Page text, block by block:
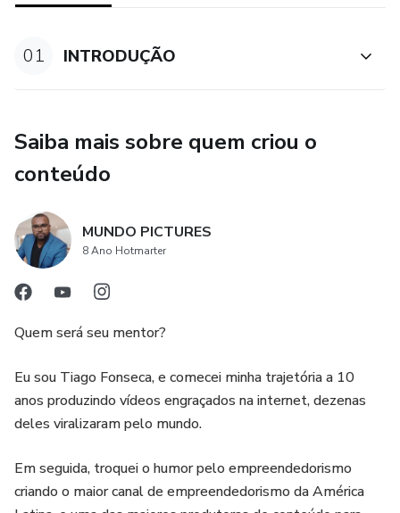
01 INTRODUÇÃO
Saiba mais sobre quem criou o
conteúdo
MUNDO PICTURES
8 Ano Hotmarter
Quem será seu mentor?
​Eu sou Tiago Fonseca, e comecei minha trajetória a 10
anos produzindo vídeos engraçados na internet, dezenas
deles viralizaram pelo mundo.
Em seguida, troquei o humor pelo empreendedorismo
criando o maior canal de empreendedorismo da América